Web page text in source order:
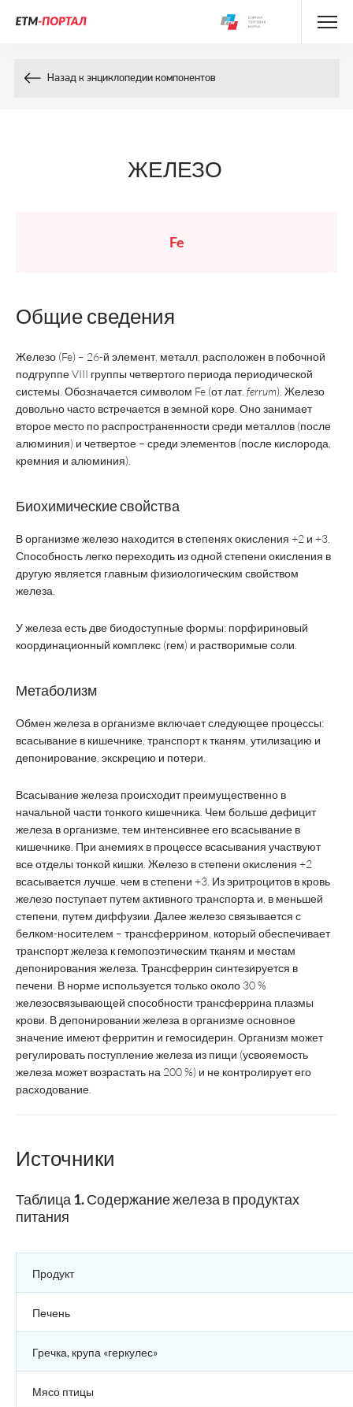
Назад к энциклопедии компонентов
ЖЕЛЕЗО
Fe
Общие сведения
Железо (Fe) – 26-й элемент, металл, расположен в побочной
подгруппе VIII группы четвертого периода периодической
системы. Обозначается символом Fe (от лат. ferrum). Железо
довольно часто встречается в земной коре. Оно занимает
второе место по распространенности среди металлов (после
алюминия) и четвертое – среди элементов (после кислорода,
кремния и алюминия).
Биохимические свойства
В организме железо находится в степенях окисления +2 и +3.
Способность легко переходить из одной степени окисления в
другую является главным физиологическим свойством
железа.
У железа есть две биодоступные формы: порфириновый
координационный комплекс (гем) и растворимые соли.
Метаболизм
Обмен железа в организме включает следующее процессы:
всасывание в кишечнике, транспорт к тканям, утилизацию и
депонирование, экскрецию и потери.
Всасывание железа происходит преимущественно в
начальной части тонкого кишечника. Чем больше дефицит
железа в организме, тем интенсивнее его всасывание в
кишечнике. При анемиях в процессе всасывания участвуют
все отделы тонкой кишки. Железо в степени окисления +2
всасывается лучше, чем в степени +3. Из эритроцитов в кровь
железо поступает путем активного транспорта и, в меньшей
степени, путем диффузии. Далее железо связывается с
белком-носителем – трансферрином, который обеспечивает
транспорт железа к гемопоэтическим тканям и местам
депонирования железа. Трансферрин синтезируется в
печени. В норме используется только около 30 %
железосвязывающей способности трансферрина плазмы
крови. В депонировании железа в организме основное
значение имеют ферритин и гемосидерин. Организм может
регулировать поступление железа из пищи (усвояемость
железа может возрастать на 200 %) и не контролирует его
расходование.
Источники
Таблица 1. Содержание железа в продуктах
питания
Продукт
Печень
Гречка, крупа «геркулес»
Мясо птицы